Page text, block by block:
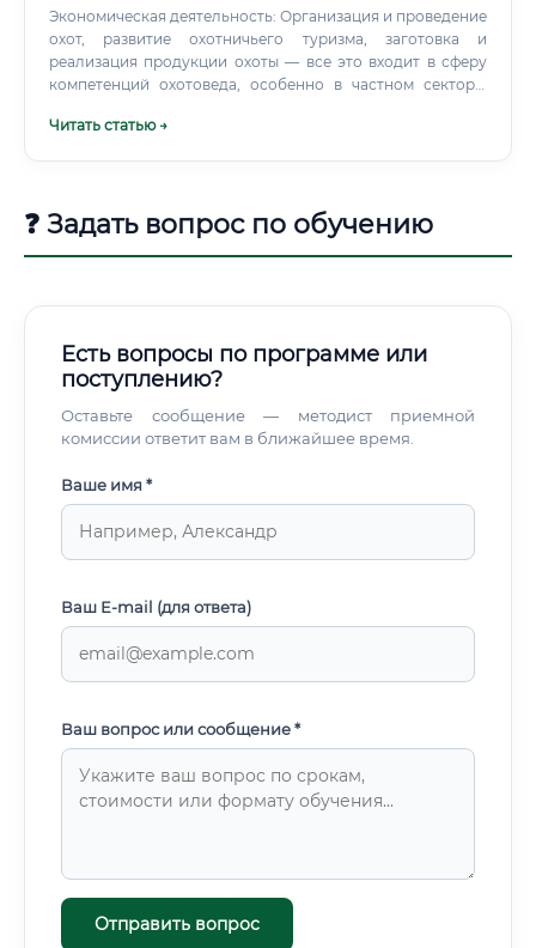
Экономическая деятельность: Организация и проведение
охот, развитие охотничьего туризма, заготовка и
реализация продукции охоты — все это входит в сферу
компетенций охотоведа, особенно в частном секторе.
специалист, ответственный за поддержание
обязанностей охотоведа чрезвычайно широк и
варьируется в зависимости от места работы
Читать статью →
❓ Задать вопрос по обучению
Есть вопросы по программе или
поступлению?
Оставьте сообщение — методист приемной
комиссии ответит вам в ближайшее время.
Ваше имя *
Ваш E-mail (для ответа)
Ваш вопрос или сообщение *
Отправить вопрос